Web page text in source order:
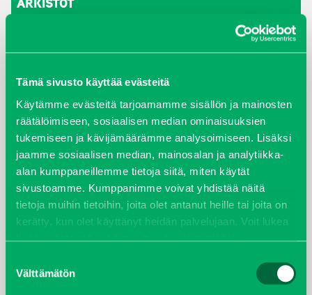
Tämä sivusto käyttää evästeitä
Käytämme evästeitä tarjoamamme sisällön ja mainosten
räätälöimiseen, sosiaalisen median ominaisuuksien
tukemiseen ja kävijämäärämme analysoimiseen. Lisäksi
jaamme sosiaalisen median, mainosalan ja analytiikka-
alan kumppaneillemme tietoja siitä, miten käytät
sivustoamme. Kumppanimme voivat yhdistää näitä
tietoja muihin tietoihin, joita olet antanut heille tai joita on
kerätty, kun olet käyttänyt heidän palvelujaan. Voit lukea
lisää evästeistä sekä muuttaa hyväksyntääsievästeet
valinta
Välttämätön
syyskuu 2023
joulukuu 2022
huhtikuu 2022
helmikuu 2022
joulukuu 2021
lokakuu 2021